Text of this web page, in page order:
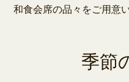
和食会席の品々をご用意
季節